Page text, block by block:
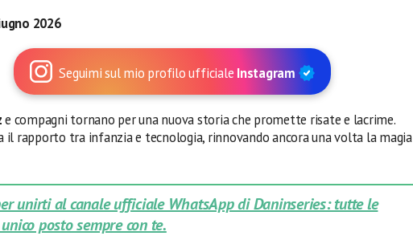
2026
Seguimi sul mio profilo ufficiale Instagram
e compagni tornano per una nuova storia che promette risate e lacrime.
il rapporto tra infanzia e tecnologia, rinnovando ancora una volta la magia
unirti al canale ufficiale WhatsApp di Daninseries: tutte le
posto sempre con te.